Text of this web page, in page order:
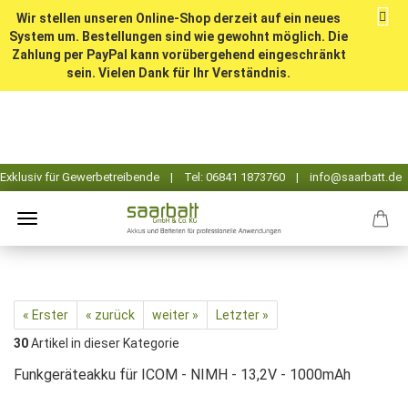
Wir stellen unseren Online-Shop derzeit auf ein neues
System um. Bestellungen sind wie gewohnt möglich. Die
Zahlung per PayPal kann vorübergehend eingeschränkt
sein. Vielen Dank für Ihr Verständnis.
« Erster « zurück weiter »
Letzter »
30Artikel in dieser Kategorie
Funkgeräteakku für ICOM - NIMH - 13,2V - 1000mAh